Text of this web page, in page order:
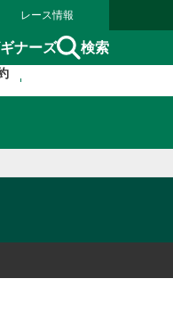
レース情報
ナーズ 検索